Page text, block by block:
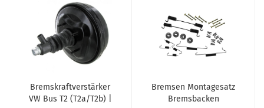
Bremskraftverstärker
VW Bus T2 (T2a/T2b) |
Bremsen Montagesatz
Bremsbacken